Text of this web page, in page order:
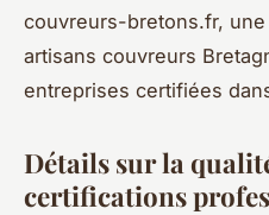
couvreurs-bretons.fr,
artisans couvreurs
entreprises certifiées
Détails sur la
certifications